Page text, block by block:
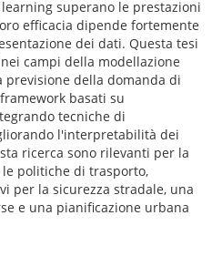
superano le prestazioni
efficacia dipende fortemente
dei dati. Questa tesi
campi della modellazione
previsione della domanda di
basati su
tecniche di
l'interpretabilità dei
ricerca sono rilevanti per la
politiche di trasporto,
per la sicurezza stradale, una
e una pianificazione urbana